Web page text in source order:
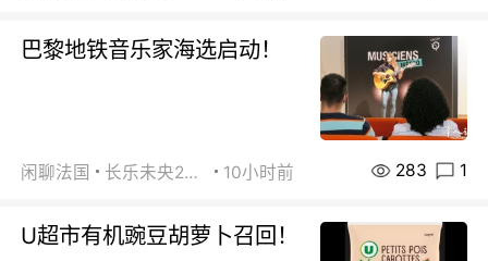
巴黎地铁音乐家海选启动！
闲聊法国 长乐未央2015 10小时前 283 1
U超市有机豌豆胡萝卜召回！